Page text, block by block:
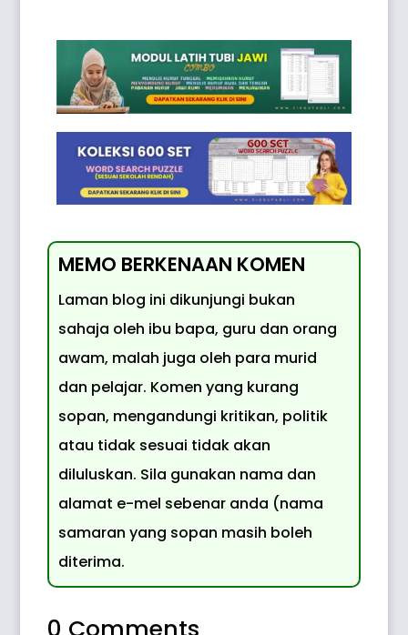
MEMO BERKENAAN KOMEN
Laman blog ini dikunjungi bukan
sahaja oleh ibu bapa, guru dan orang
awam, malah juga oleh para murid
dan pelajar. Komen yang kurang
sopan, mengandungi kritikan, politik
atau tidak sesuai tidak akan
diluluskan. Sila gunakan nama dan
alamat e-mel sebenar anda (nama
samaran yang sopan masih boleh
diterima.